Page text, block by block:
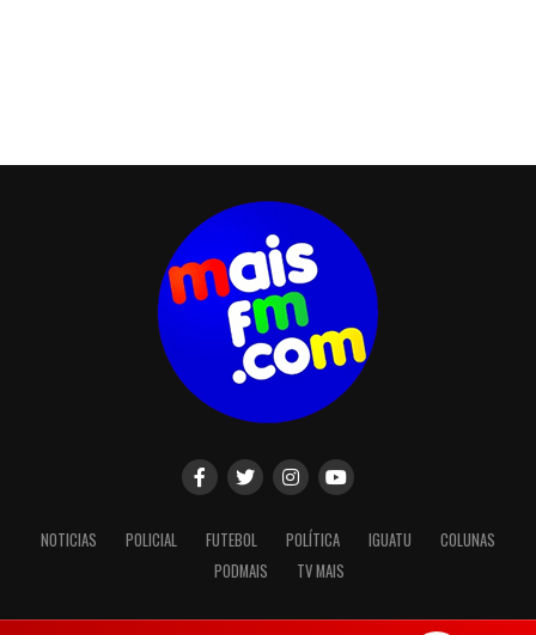
NOTICIAS POLICIAL FUTEBOL POLÍTICA IGUATU
COLUNAS
PODMAIS
TV MAIS